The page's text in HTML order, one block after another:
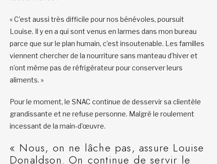
« C’est aussi très difficile pour nos bénévoles, poursuit
Louise. Il y en a qui sont venus en larmes dans mon bureau
parce que sur le plan humain, c’est insoutenable. Les familles
viennent chercher de la nourriture sans manteau d’hiver et
n’ont même pas de réfrigérateur pour conserver leurs
aliments. »
Pour le moment, le SNAC continue de desservir sa clientèle
grandissante et ne refuse personne. Malgré le roulement
incessant de la main-d’œuvre.
« Nous, on ne lâche pas, assure Louise
Donaldson. On continue de servir le